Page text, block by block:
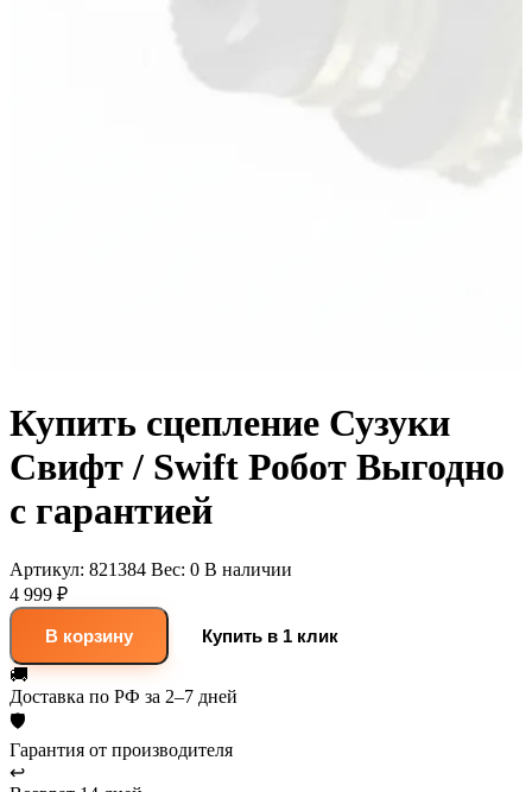
Купить сцепление Сузуки
Свифт / Swift Робот Выгодно
с гарантией
Артикул: 821384 Вес: 0 В наличии
4 999 ₽
В корзину
Купить в 1 клик
🚚
Доставка по РФ за 2–7 дней
🛡
Гарантия от производителя
↩